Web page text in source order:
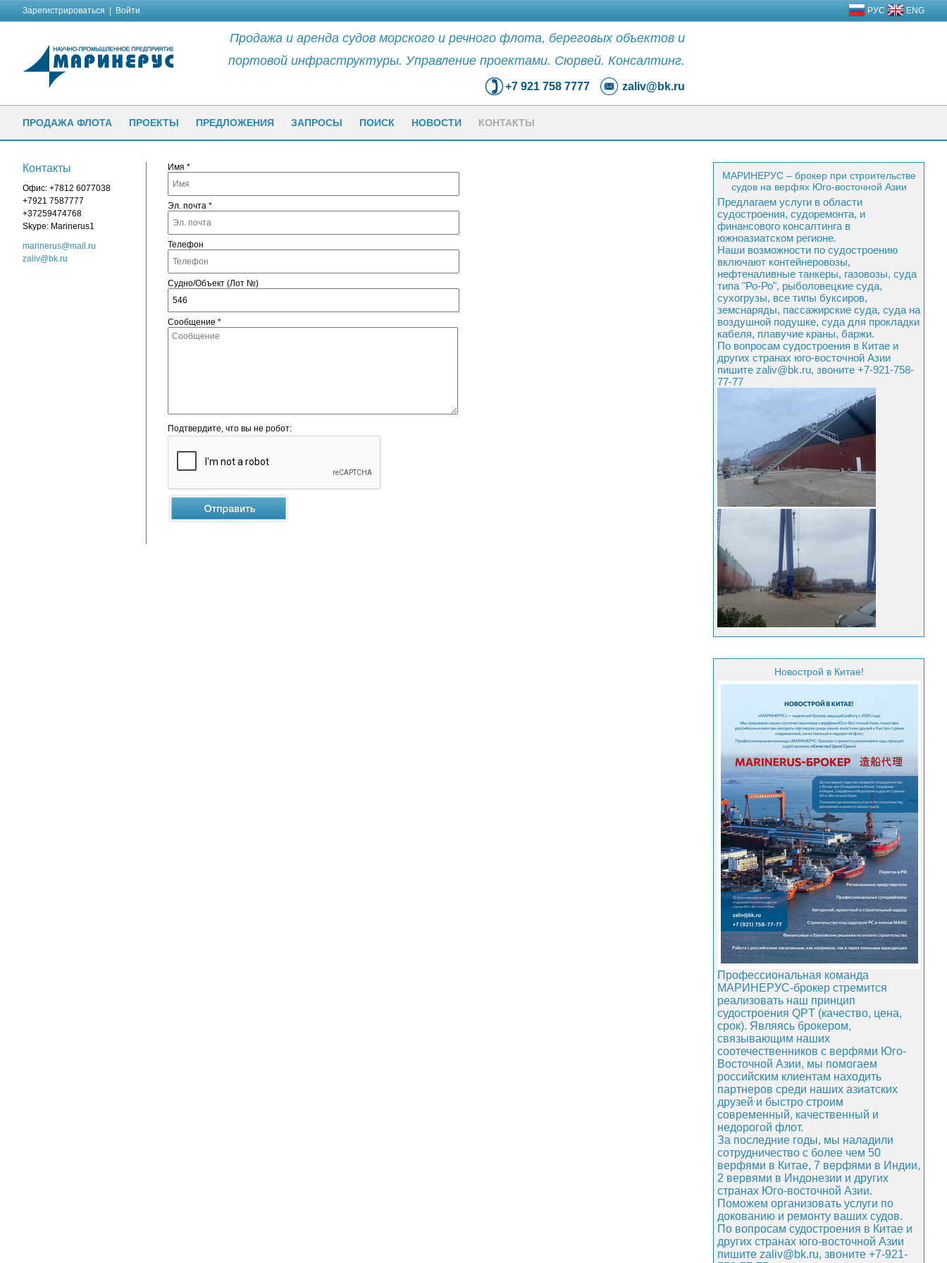
Зарегистрироваться Войти РУС ENG
Продажа и аренда судов морского и речного флота, береговых объектов и
портовой инфраструктуры. Управление проектами. Сюрвей. Консалтинг.
zaliv@bk.ru
+7 921 758 7777
ПРОДАЖА ФЛОТА ПРОЕКТЫ ПРЕДЛОЖЕНИЯ ЗАПРОСЫ ПОИСК НОВОСТИ КОНТАКТЫ
Имя *
Эл. почта *
Телефон
Судно/Объект (Лот №)
Сообщение *
Подтвердите, что вы не робот:
Контакты
Офис: +7812 6077038
+7921 7587777
+37259474768
Skype: Marinerus1
marinerus@mail.ru
zaliv@bk.ru
МАРИНЕРУС – брокер при строительстве
судов на верфях Юго-восточной Азии
Предлагаем услуги в области
судостроения, судоремонта, и
финансового консалтинга в
южноазиатском регионе.
Наши возможности по судостроению
включают контейнеровозы,
нефтеналивные танкеры, газовозы, суда
типа "Ро-Ро", рыболовецкие суда,
сухогрузы, все типы буксиров,
земснаряды, пассажирские суда, суда на
воздушной подушке, суда для прокладки
кабеля, плавучие краны, баржи.
По вопросам судостроения в Китае и
других странах юго-восточной Азии
пишите zaliv@bk.ru, звоните +7-921-758-
77-77
Новострой в Китае!
Профессиональная команда
МАРИНЕРУС-брокер стремится
реализовать наш принцип
судостроения QPT (качество, цена,
срок). Являясь брокером,
связывающим наших
соотечественников с верфями Юго-
Восточной Азии, мы помогаем
российским клиентам находить
партнеров среди наших азиатских
друзей и быстро строим
современный, качественный и
недорогой флот.
За последние годы, мы наладили
сотрудничество с более чем 50
верфями в Китае, 7 верфями в Индии,
2 вервями в Индонезии и других
странах Юго-восточной Азии.
Поможем организовать услуги по
докованию и ремонту ваших судов.
По вопросам судостроения в Китае и
других странах юго-восточной Азии
пишите zaliv@bk.ru, звоните +7-921-